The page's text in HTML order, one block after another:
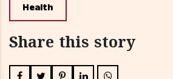
Health
Share this story